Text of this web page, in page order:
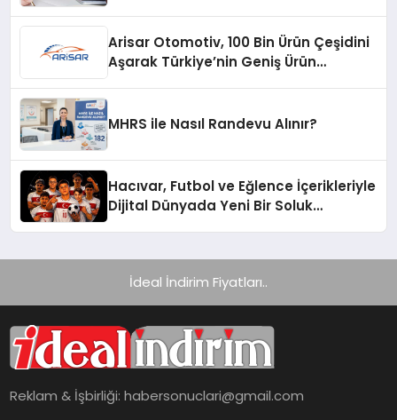
Arisar Otomotiv, 100 Bin Ürün Çeşidini
Aşarak Türkiye’nin Geniş Ürün
MHRS ile Nasıl Randevu Alınır?
Hacıvar, Futbol ve Eğlence İçerikleriyle
Dijital Dünyada Yeni Bir Soluk
İdeal İndirim Fiyatları..
Reklam & İşbirliği:habersonuclari@gmail.com